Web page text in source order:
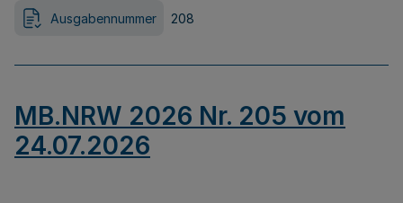
Ausgabennummer 208
MB.NRW 2026 Nr. 205 vom
24.07.2026